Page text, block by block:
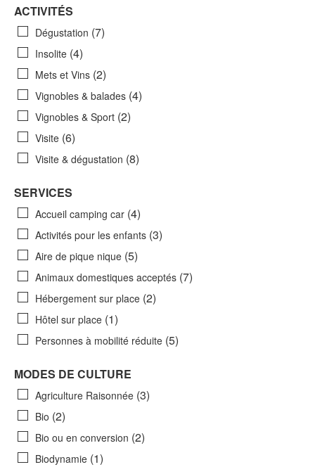
ACTIVITÉS
Dégustation (7)
Insolite (4)
Mets et Vins (2)
Vignobles & balades (4)
Vignobles & Sport (2)
Visite (6)
Visite & dégustation (8)
SERVICES
Accueil camping car (4)
Activités pour les enfants (3)
Aire de pique nique (5)
Animaux domestiques acceptés (7)
Hébergement sur place (2)
Hôtel sur place (1)
Personnes à mobilité réduite (5)
MODES DE CULTURE
Agriculture Raisonnée (3)
Bio (2)
Bio ou en conversion (2)
Biodynamie (1)